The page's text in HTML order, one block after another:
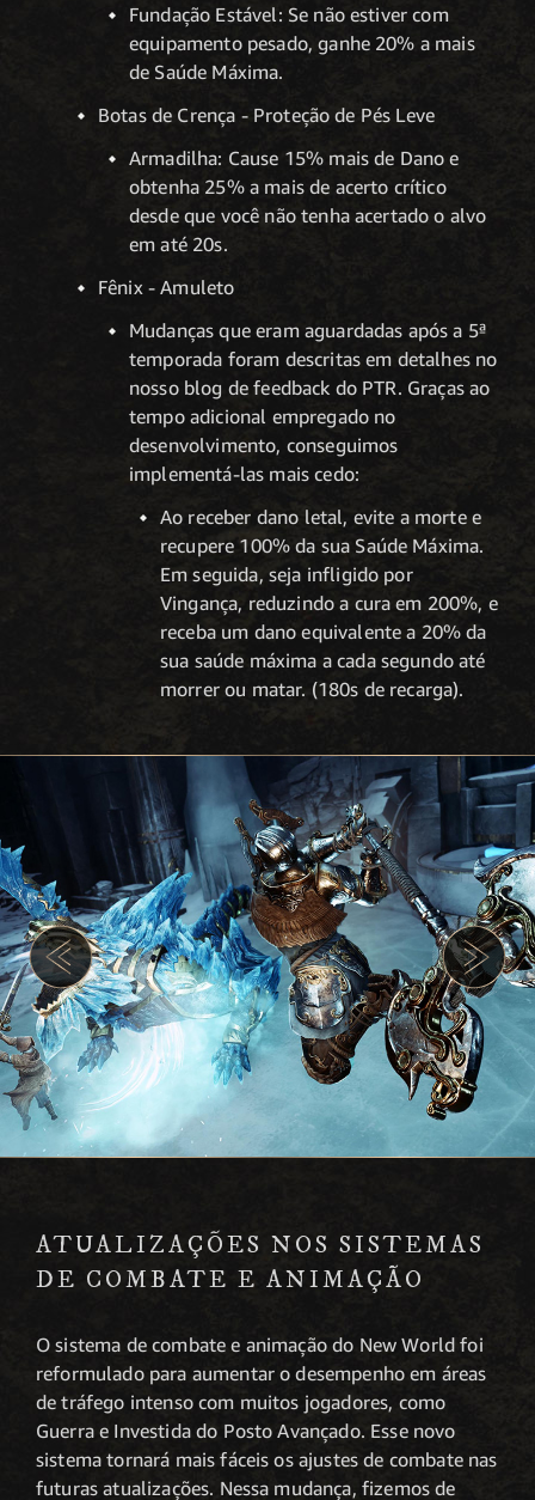
Fundação Estável: Se não estiver com
equipamento pesado, ganhe 20% a mais
de Saúde Máxima.
Botas de Crença - Proteção de Pés Leve
Armadilha: Cause 15% mais de Dano e
obtenha 25% a mais de acerto crítico
desde que você não tenha acertado o alvo
em até 20s.
Fênix - Amuleto
Mudanças que eram aguardadas após a 5ª
temporada foram descritas em detalhes no
nosso blog de feedback do PTR. Graças ao
tempo adicional empregado no
desenvolvimento, conseguimos
implementá-las mais cedo:
Ao receber dano letal, evite a morte e
recupere 100% da sua Saúde Máxima.
Em seguida, seja infligido por
Vingança, reduzindo a cura em 200%, e
receba um dano equivalente a 20% da
sua saúde máxima a cada segundo até
morrer ou matar. (180s de recarga).
ATUALIZAÇÕES NOS SISTEMAS
DE COMBATE E ANIMAÇÃO
O sistema de combate e animação do New World foi
reformulado para aumentar o desempenho em áreas
de tráfego intenso com muitos jogadores, como
Guerra e Investida do Posto Avançado. Esse novo
sistema tornará mais fáceis os ajustes de combate nas
futuras atualizações. Nessa mudança, fizemos de